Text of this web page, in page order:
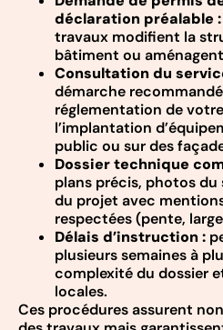
déclaration préalable :
travaux modifient la
bâtiment ou
Consultation du
démarche
réglementation de
l’implantation
public ou sur des
Dossier technique
plans précis, photos
du projet avec
respectées (pente,
Délais d’instruction :
plusieurs semaines à
complexité du dossier
locales.
Ces procédures assurent